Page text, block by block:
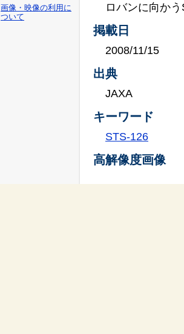
画像・映像の利用に
ついて
ロバンに向か
掲載日
2008/11/15
出典
JAXA
キーワード
STS-126
高解像度画像